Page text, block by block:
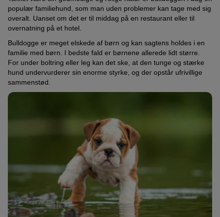
populær familiehund, som man uden problemer kan tage med sig
overalt. Uanset om det er til middag på en restaurant eller til
overnatning på et hotel.
Bulldogge er meget elskede af børn og kan sagtens holdes i en
familie med børn. I bedste fald er børnene allerede lidt større.
For under boltring eller leg kan det ske, at den tunge og stærke
hund undervurderer sin enorme styrke, og der opstår ufrivillige
sammenstød.